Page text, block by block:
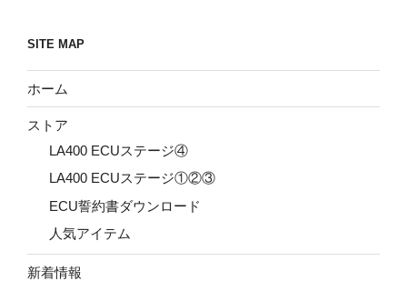
SITE MAP
ホーム
ストア
LA400 ECUステージ④
LA400 ECUステージ①②③
ECU誓約書ダウンロード
人気アイテム
新着情報